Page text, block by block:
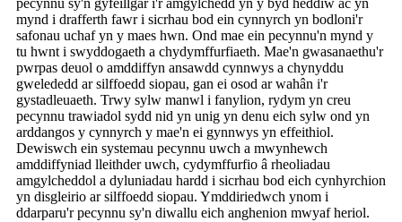
pecynnu sy'n gyfeillgar i'r amgylchedd yn y byd heddiw ac yn
mynd i drafferth fawr i sicrhau bod ein cynnyrch yn bodloni'r
safonau uchaf yn y maes hwn. Ond mae ein pecynnu'n mynd y
tu hwnt i swyddogaeth a chydymffurfiaeth. Mae'n gwasanaethu'r
pwrpas deuol o amddiffyn ansawdd cynnwys a chynyddu
gwelededd ar silffoedd siopau, gan ei osod ar wahân i'r
gystadleuaeth. Trwy sylw manwl i fanylion, rydym yn creu
pecynnu trawiadol sydd nid yn unig yn denu eich sylw ond yn
arddangos y cynnyrch y mae'n ei gynnwys yn effeithiol.
Dewiswch ein systemau pecynnu uwch a mwynhewch
amddiffyniad lleithder uwch, cydymffurfio â rheoliadau
amgylcheddol a dyluniadau hardd i sicrhau bod eich cynhyrchion
yn disgleirio ar silffoedd siopau. Ymddiriedwch ynom i
ddarparu'r pecynnu sy'n diwallu eich anghenion mwyaf heriol.